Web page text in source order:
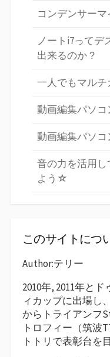
コンデンサー
ノートi7ってデ
出来るのか？
一人でもマル
動画編集パソコ
動画編集パソ
音の力を活用
よう☆
このサイトにつ
Author:テリー
2010年, 2011年と
ィカップに出場し
からトライアンフ
トロフィー（筑波
トトリで表彰台を